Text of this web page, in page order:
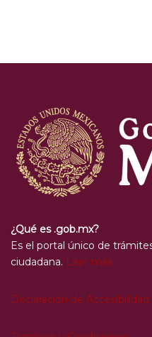
¿Qué es .gob.mx?
Es el portal único de
ciudadana. Leer más
Declaración de Accesibilidad